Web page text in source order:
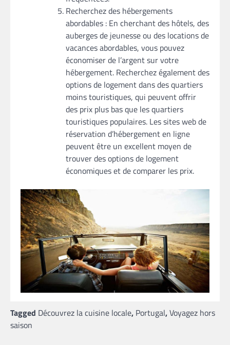
Recherchez des hébergements
abordables : En cherchant des hôtels, des
auberges de jeunesse ou des locations de
vacances abordables, vous pouvez
économiser de l’argent sur votre
hébergement. Recherchez également des
options de logement dans des quartiers
moins touristiques, qui peuvent offrir
des prix plus bas que les quartiers
touristiques populaires. Les sites web de
réservation d’hébergement en ligne
peuvent être un excellent moyen de
trouver des options de logement
économiques et de comparer les prix.
Tagged Découvrez la cuisine locale, Portugal,Voyagez hors
saison